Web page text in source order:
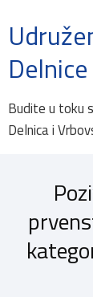
Budite u toku
Delnica i